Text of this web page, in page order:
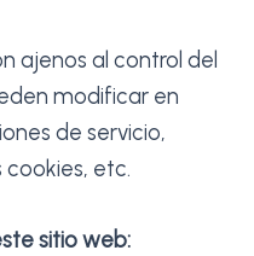
ajenos al control del
modificar en
de servicio,
cookies, etc.
sitio web: